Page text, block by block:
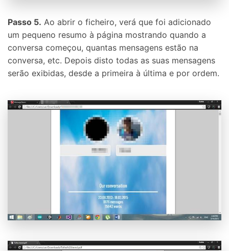
Passo 5. Ao abrir o ficheiro, verá que foi adicionado
um pequeno resumo à página mostrando quando a
conversa começou, quantas mensagens estão na
conversa, etc. Depois disto todas as suas mensagens
serão exibidas, desde a primeira à última e por ordem.